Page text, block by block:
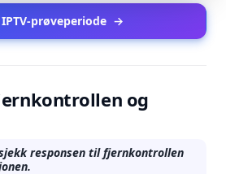
prøveperiode →
og
responsen til fjernkontrollen